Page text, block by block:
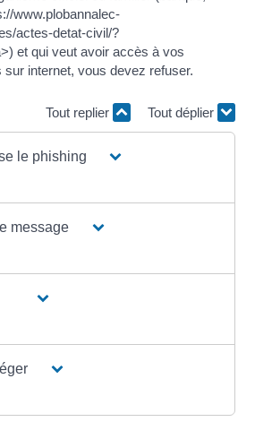
www.plobannalec-
actes-detat-civil/?
et qui veut avoir accès à vos
sur internet, vous devez refuser.
Tout replier Tout déplier
le phishing
message